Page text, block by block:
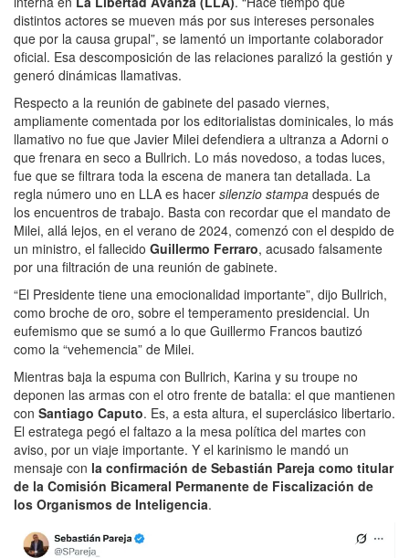
distintos actores se mueven más por sus intereses personales
que por la causa grupal”, se lamentó un importante colaborador
oficial. Esa descomposición de las relaciones paralizó la gestión y
generó dinámicas llamativas.
Respecto a la reunión de gabinete del pasado viernes,
ampliamente comentada por los editorialistas dominicales, lo más
llamativo no fue que Javier Milei defendiera a ultranza a Adorni o
que frenara en seco a Bullrich. Lo más novedoso, a todas luces,
fue que se filtrara toda la escena de manera tan detallada. La
regla número uno en LLA es hacer silenzio stampa después de
los encuentros de trabajo. Basta con recordar que el mandato de
Milei, allá lejos, en el verano de 2024, comenzó con el despido de
un ministro, el fallecido Guillermo Ferraro, acusado falsamente
por una filtración de una reunión de gabinete.
“El Presidente tiene una emocionalidad importante”, dijo Bullrich,
como broche de oro, sobre el temperamento presidencial. Un
eufemismo que se sumó a lo que Guillermo Francos bautizó
como la “vehemencia” de Milei.
Mientras baja la espuma con Bullrich, Karina y su troupe no
deponen las armas con el otro frente de batalla: el que mantienen
con Santiago Caputo. Es, a esta altura, el superclásico libertario.
El estratega pegó el faltazo a la mesa política del martes con
aviso, por un viaje importante. Y el karinismo le mandó un
mensaje con la confirmación de Sebastián Pareja como titular
de la Comisión Bicameral Permanente de Fiscalización de
los Organismos de Inteligencia.